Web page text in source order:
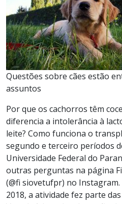
Questões sobre cães estão
assuntos
Por que os cachorros têm
diferencia a intolerância à
leite? Como funciona o
segundo e terceiro períodos
Universidade Federal do
outras perguntas na página
(@fi siovetufpr) no
2018, a atividade fez parte